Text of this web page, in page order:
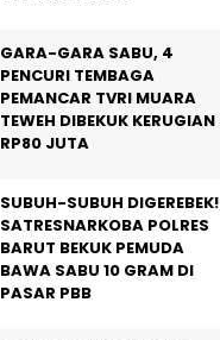
GARA-GARA SABU, 4
PENCURI TEMBAGA
PEMANCAR TVRI MUARA
TEWEH DIBEKUK KERUGIAN
RP80 JUTA
SUBUH-SUBUH DIGEREBEK!
SATRESNARKOBA POLRES
BARUT BEKUK PEMUDA
BAWA SABU 10 GRAM DI
PASAR PBB